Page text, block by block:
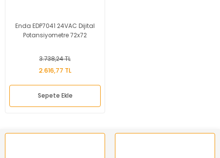
Enda EDP7041 24VAC Dijital
Potansiyometre 72x72
3.738,24 TL
2.616,77 TL
Sepete Ekle